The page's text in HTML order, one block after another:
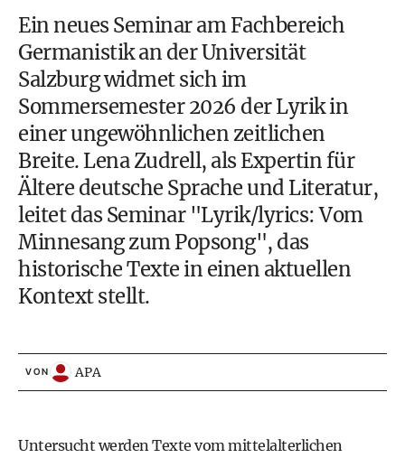
Ein neues Seminar am Fachbereich
Germanistik an der Universität
Salzburg widmet sich im
Sommersemester 2026 der Lyrik in
einer ungewöhnlichen zeitlichen
Breite. Lena Zudrell, als Expertin für
Ältere deutsche Sprache und Literatur,
leitet das Seminar "Lyrik/lyrics: Vom
Minnesang zum Popsong", das
historische Texte in einen aktuellen
Kontext stellt.
VON APA
Untersucht werden Texte vom mittelalterlichen